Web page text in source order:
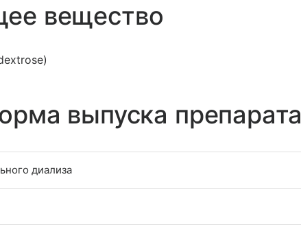
вещество
выпуска препарата
диализа